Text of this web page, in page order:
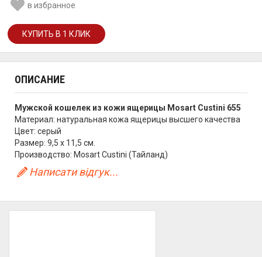
в избранное
ОПИСАНИЕ
Мужской кошелек из кожи ящерицы Mosart Custini 655
Материал: натуральная кожа ящерицы высшего качества
Цвет: серый
Размер: 9,5 х 11,5 см.
Производство: Mosart Custini (Тайланд)
Написати відгук...